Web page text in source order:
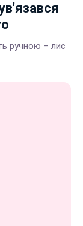
ручною – лис